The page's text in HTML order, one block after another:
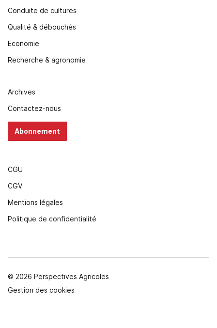
Conduite de cultures
Qualité & débouchés
Economie
Recherche & agronomie
Archives
Contactez-nous
Abonnement
CGU
CGV
Mentions légales
Politique de confidentialité
© 2026 Perspectives Agricoles
Gestion des cookies